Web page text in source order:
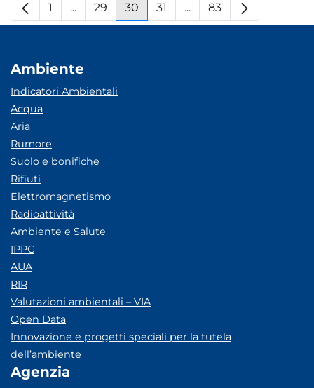
Pagina
1 ...Pagine intermedie
Pagina
29 Pagina
30 Pagina
31 ...Pagine intermedie
Pagina
83
Ambiente
Indicatori Ambientali
Acqua
Aria
Rumore
Suolo e bonifiche
Rifiuti
Elettromagnetismo
Radioattività
Ambiente e Salute
IPPC
AUA
RIR
Valutazioni ambientali – VIA
Open Data
Innovazione e progetti speciali per la tutela
dell’ambiente
Agenzia